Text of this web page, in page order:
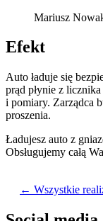
Mariusz
Efekt
Auto ładuje się
prąd płynie z licznika
i pomiary. Zarządca
proszenia.
Ładujesz auto z
Obsługujemy całą
← Wszystkie